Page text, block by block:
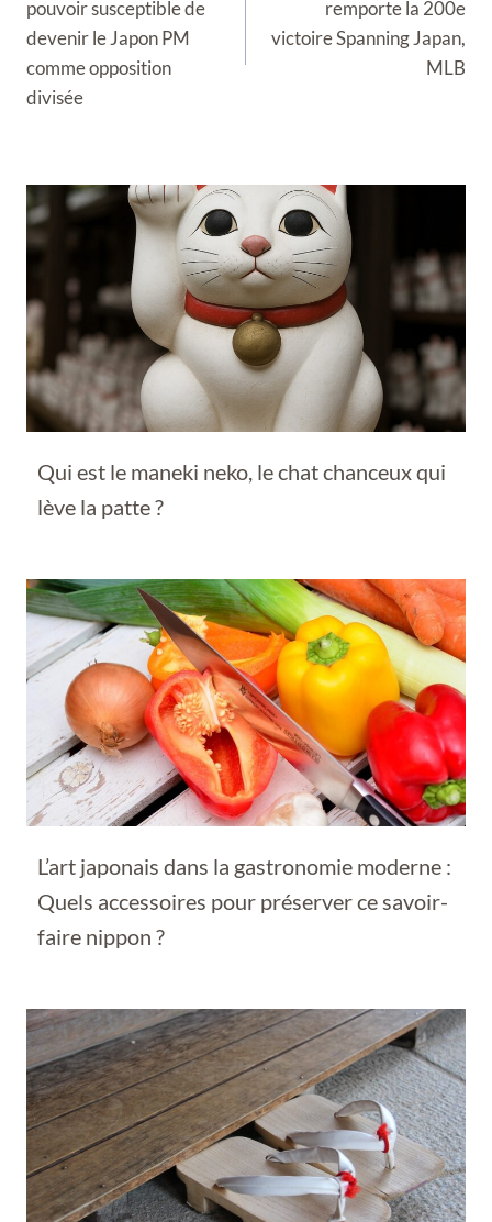
pouvoir susceptible de
devenir le Japon PM
comme opposition
divisée
remporte la 200e
victoire Spanning Japan,
MLB
Qui est le maneki neko, le chat chanceux qui
lève la patte ?
L’art japonais dans la gastronomie moderne :
Quels accessoires pour préserver ce savoir-
faire nippon ?